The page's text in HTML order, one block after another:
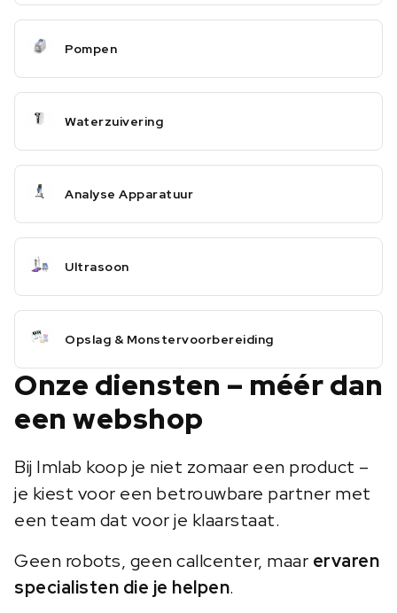
Pompen
Waterzuivering
Analyse Apparatuur
Ultrasoon
Opslag & Monstervoorbereiding
Onze diensten – méér dan
een webshop
Bij Imlab koop je niet zomaar een product –
je kiest voor een betrouwbare partner met
een team dat voor je klaarstaat.
Geen robots, geen callcenter, maar ervaren
specialisten die je helpen.